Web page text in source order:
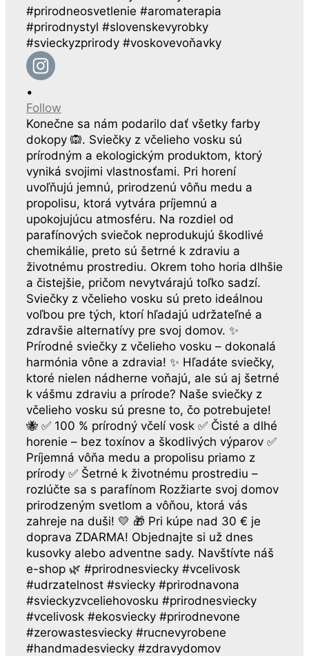
•
Follow
Konečne sa nám podarilo dať všetky farby
dokopy 🙉. Sviečky z včelieho vosku sú
prírodným a ekologickým produktom, ktorý
vyniká svojimi vlastnosťami. Pri horení
uvoľňujú jemnú, prirodzenú vôňu medu a
propolisu, ktorá vytvára príjemnú a
upokojujúcu atmosféru. Na rozdiel od
parafínových sviečok neprodukujú škodlivé
chemikálie, preto sú šetrné k zdraviu a
životnému prostrediu. Okrem toho horia dlhšie
a čistejšie, pričom nevytvárajú toľko sadzí.
Sviečky z včelieho vosku sú preto ideálnou
voľbou pre tých, ktorí hľadajú udržateľné a
zdravšie alternatívy pre svoj domov. ✨
Prírodné sviečky z včelieho vosku – dokonalá
harmónia vône a zdravia! ✨ Hľadáte sviečky,
ktoré nielen nádherne voňajú, ale sú aj šetrné
k vášmu zdraviu a prírode? Naše sviečky z
včelieho vosku sú presne to, čo potrebujete!
🐝 ✅ 100 % prírodný včelí vosk ✅ Čisté a dlhé
horenie – bez toxínov a škodlivých výparov ✅
Príjemná vôňa medu a propolisu priamo z
prírody ✅ Šetrné k životnému prostrediu –
rozlúčte sa s parafínom Rozžiarte svoj domov
prirodzeným svetlom a vôňou, ktorá vás
zahreje na duši! 💛 🎁 Pri kúpe nad 30 € je
doprava ZDARMA! Objednajte si už dnes
kusovky alebo adventne sady. Navštívte náš
e-shop 🌿 #prirodnesviecky #vcelivosk
#udrzatelnost #sviecky #prirodnavona
#svieckyzvceliehovosku #prirodnesviecky
#vcelivosk #ekosviecky #prirodnevone
#zerowastesviecky #rucnevyrobene
#handmadesviecky #zdravydomov